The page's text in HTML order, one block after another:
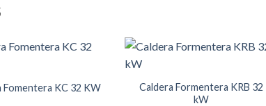
Fomentera KC 32 KW
Caldera Formentera KRB 32
kW